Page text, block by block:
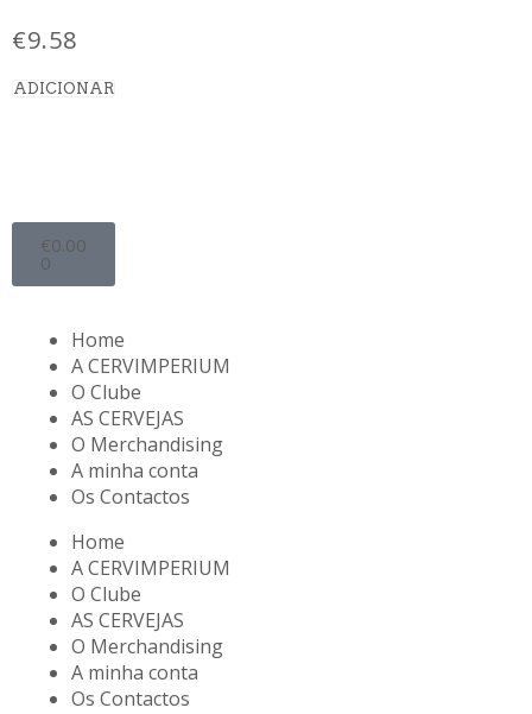
€9.58
ADICIONAR
€0.00
0
Home
A CERVIMPERIUM
O Clube
AS CERVEJAS
O Merchandising
A minha conta
Os Contactos
Home
A CERVIMPERIUM
O Clube
AS CERVEJAS
O Merchandising
A minha conta
Os Contactos